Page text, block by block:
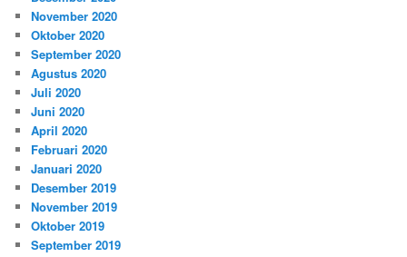
November 2020
Oktober 2020
September 2020
Agustus 2020
Juli 2020
Juni 2020
April 2020
Februari 2020
Januari 2020
Desember 2019
November 2019
Oktober 2019
September 2019